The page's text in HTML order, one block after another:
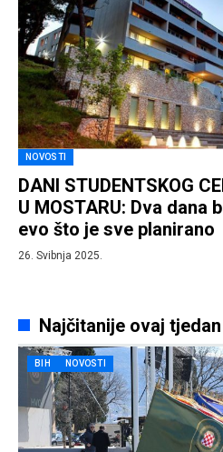
NOVOSTI
DANI STUDENTSKOG
U MOSTARU: Dva dana
evo što je sve planirano
26. Svibnja 2025.
Najčitanije ovaj tjedan
BIH NOVOSTI